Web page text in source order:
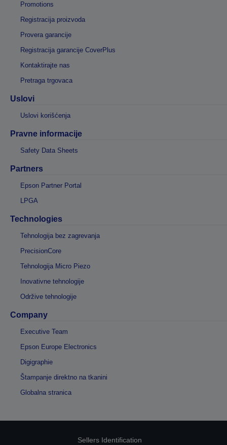
Promotions
Registracija proizvoda
Provera garancije
Registracija garancije CoverPlus
Kontaktirajte nas
Pretraga trgovaca
Uslovi
Uslovi korišćenja
Pravne informacije
Safety Data Sheets
Partners
Epson Partner Portal
LPGA
Technologies
Tehnologija bez zagrevanja
PrecisionCore
Tehnologija Micro Piezo
Inovativne tehnologije
Održive tehnologije
Company
Executive Team
Epson Europe Electronics
Digigraphie
Štampanje direktno na tkanini
Globalna stranica
Sellers Identification